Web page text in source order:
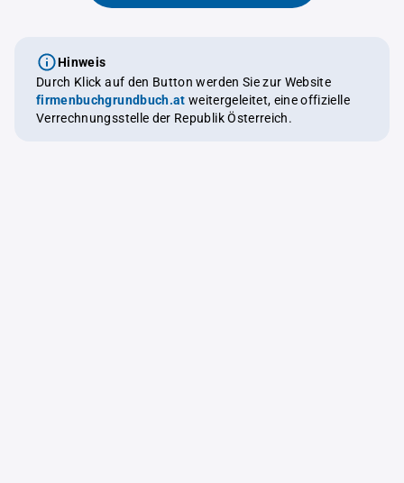
Hinweis
Durch Klick auf den Button werden Sie zur Website
firmenbuchgrundbuch.at weitergeleitet, eine offizielle
Verrechnungsstelle der Republik Österreich.